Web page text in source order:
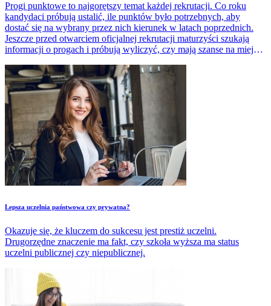
Progi punktowe to najgorętszy temat każdej rekrutacji. Co roku
kandydaci próbują ustalić, ile punktów było potrzebnych, aby
dostać się na wybrany przez nich kierunek w latach poprzednich.
Jeszcze przed otwarciem oficjalnej rekrutacji maturzyści szukają
informacji o progach i próbują wyliczyć, czy mają szanse na miejsce
Lepsza uczelnia państwowa czy prywatna?
Okazuje się, że kluczem do sukcesu jest prestiż uczelni.
Drugorzędne znaczenie ma fakt, czy szkoła wyższa ma status
uczelni publicznej czy niepublicznej.